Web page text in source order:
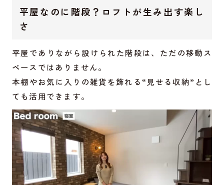
平屋なのに階段？ロフトが生み出す楽し
さ
平屋でありながら設けられた階段は、ただの移動ス
ペースではありません。
本棚やお気に入りの雑貨を飾れる“見せる収納”とし
ても活用できます。